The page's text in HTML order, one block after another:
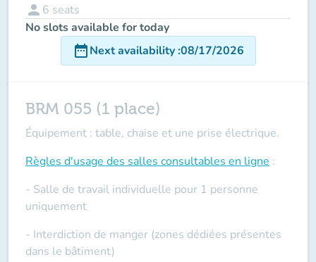
person 6 seats
No slots available for today
date_rangeNext availability:08/17/2026
BRM 055 (1 place)
Équipement : table, chaise et une prise électrique.
Règles d'usage des salles consultables en ligne :
- Salle de travail individuelle pour 1 personne
uniquement
- Interdiction de manger (zones dédiées présentes
dans le bâtiment)